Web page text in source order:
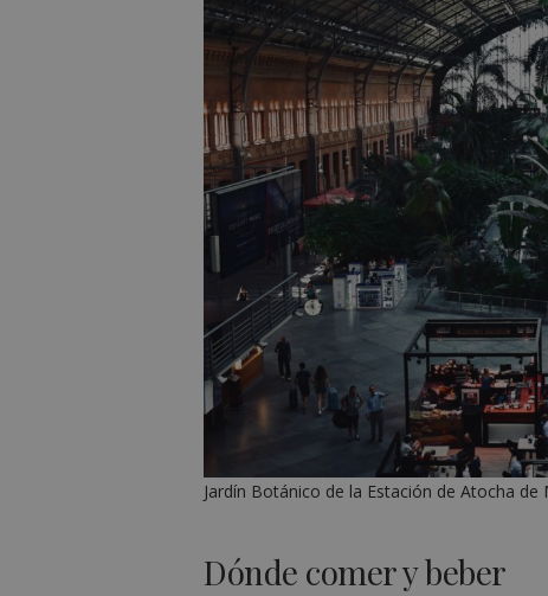
Jardín Botánico de la Estación de Atocha de
Dónde comer y beber